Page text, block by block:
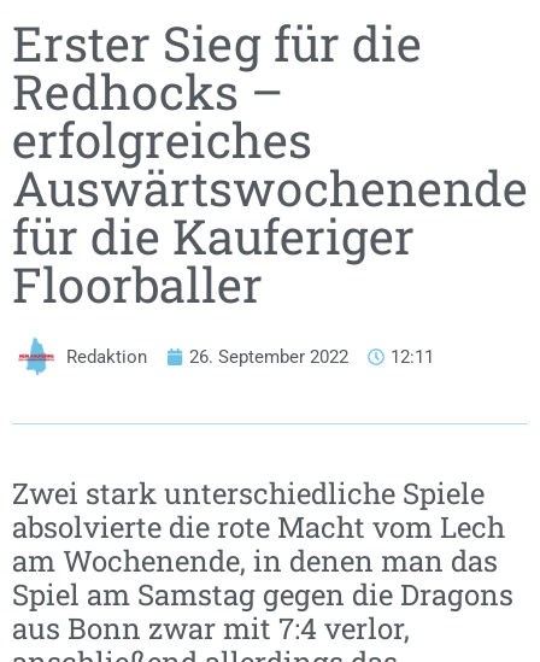
Erster Sieg für die
Redhocks –
erfolgreiches
Auswärtswochenende
für die Kauferiger
Floorballer
Redaktion 26. September 2022 12:11
Zwei stark unterschiedliche Spiele
absolvierte die rote Macht vom Lech
am Wochenende, in denen man das
Spiel am Samstag gegen die Dragons
aus Bonn zwar mit 7:4 verlor,